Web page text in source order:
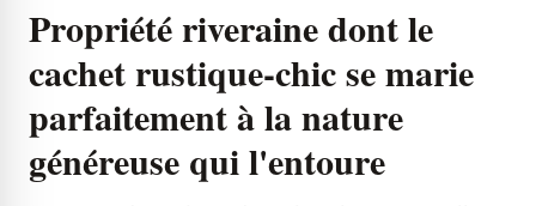
Propriété riveraine dont le
cachet rustique-chic se marie
parfaitement à la nature
généreuse qui l'entoure